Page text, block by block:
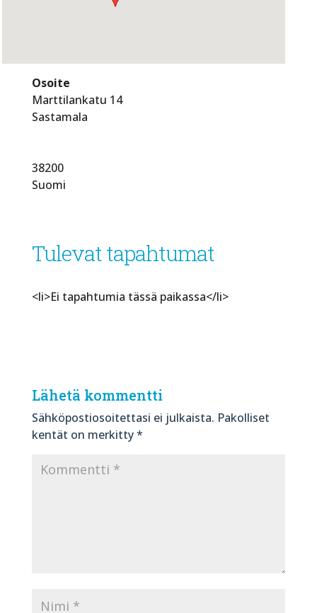
Osoite
Marttilankatu 14
Sastamala
38200
Suomi
Tulevat tapahtumat
<li>Ei tapahtumia tässä paikassa</li>
Lähetä kommentti
Sähköpostiosoitettasi ei julkaista. Pakolliset
kentät on merkitty*